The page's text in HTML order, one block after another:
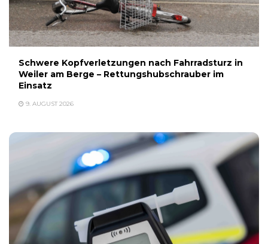
Schwere Kopfverletzungen nach Fahrradsturz in
Weiler am Berge – Rettungshubschrauber im
Einsatz
9. AUGUST 2026